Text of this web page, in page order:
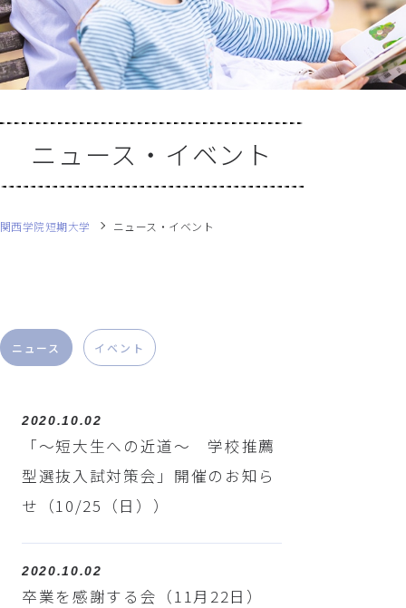
ニュース・イベント
関西学院短期大学 ニュース・イベント
ニュース イベント
2020.10.02
「～短大生への近道～ 学校推薦
型選抜入試対策会」開催のお知ら
せ（10/25（日））
2020.10.02
卒業を感謝する会（11月22日）